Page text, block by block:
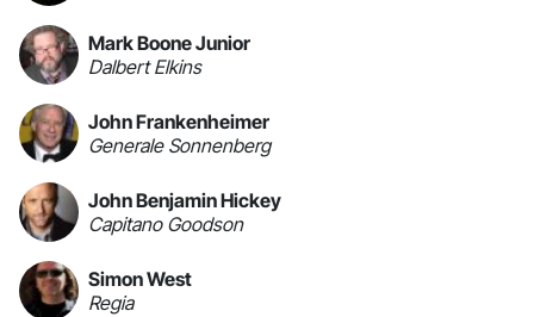
Mark Boone Junior
Dalbert Elkins
John Frankenheimer
Generale Sonnenberg
John Benjamin Hickey
Capitano Goodson
Simon West
Regia